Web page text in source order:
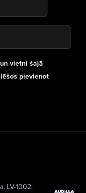
vietni šajā
pievienot
LV-1002,